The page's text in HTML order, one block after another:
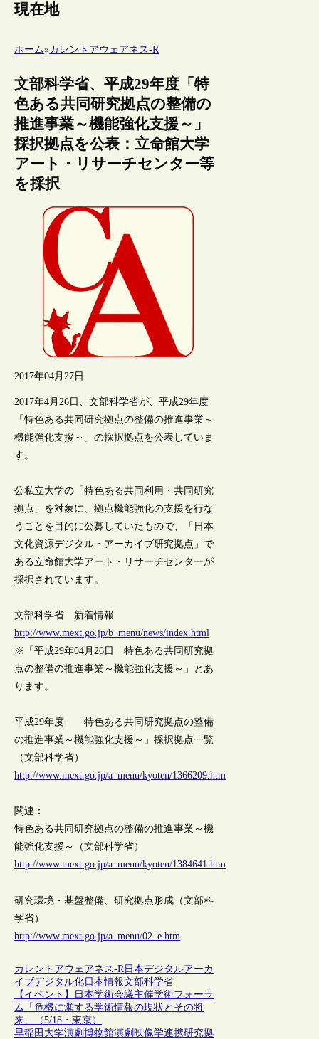
現在地
ホーム»カレントアウェアネス-R
文部科学省、平成29年度「特
色ある共同研究拠点の整備の
推進事業～機能強化支援～」
採択拠点を公表：立命館大学
アート・リサーチセンター等
を採択
2017年04月27日
2017年4月26日、文部科学省が、平成29年度
「特色ある共同研究拠点の整備の推進事業～
機能強化支援～」の採択拠点を公表していま
す。
公私立大学の「特色ある共同利用・共同研究
拠点」を対象に、拠点機能強化の支援を行な
うことを目的に公募していたもので、「日本
文化資源デジタル・アーカイブ研究拠点」で
ある立命館大学アート・リサーチセンターが
採択されています。
文部科学省 新着情報
http://www.mext.go.jp/b_menu/news/index.html
※「平成29年04月26日 特色ある共同研究拠
点の整備の推進事業～機能強化支援～」とあ
ります。
平成29年度 「特色ある共同研究拠点の整備
の推進事業～機能強化支援～」採択拠点一覧
（文部科学省）
http://www.mext.go.jp/a_menu/kyoten/1366209.htm
関連：
特色ある共同研究拠点の整備の推進事業～機
能強化支援～（文部科学省）
http://www.mext.go.jp/a_menu/kyoten/1384641.htm
研究環境・基盤整備、研究拠点形成（文部科
学省）
http://www.mext.go.jp/a_menu/02_e.htm
カレントアウェアネス-R 日本デジタルアーカ
イブデジタル化 日本情報文部科学省
【イベント】日本学術会議主催学術フォーラ
ム「危機に瀕する学術情報の現状とその将
来」（5/18・東京）
早稲田大学演劇博物館演劇映像学連携研究拠